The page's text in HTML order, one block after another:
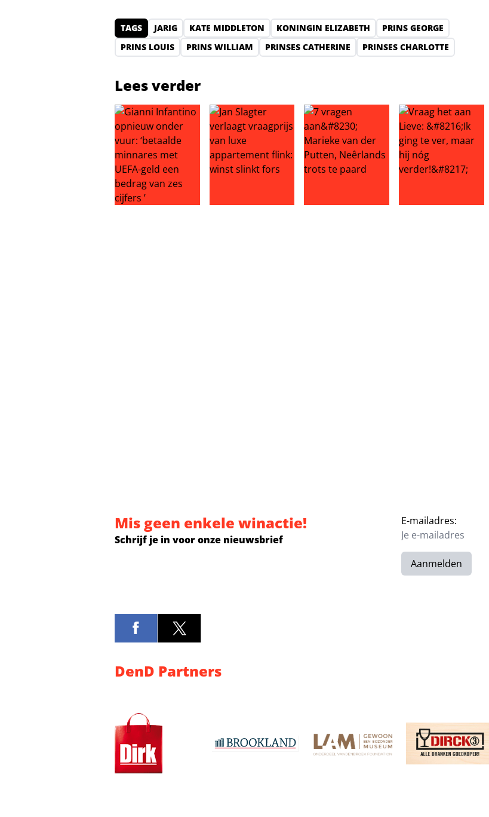
TAGS JARIG KATE MIDDLETON KONINGIN ELIZABETH
PRINS GEORGE
PRINS LOUIS
PRINS WILLIAM PRINSES CATHERINE PRINSES CHARLOTTE
Lees verder
Vraag het aan
Mis geen enkele winactie!
Schrijf je in voor onze nieuwsbrief
E-mailadres:
Aanmelden
DenD Partners